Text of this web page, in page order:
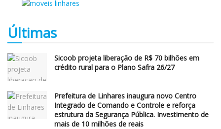
Últimas
Sicoob projeta liberação de R$ 70 bilhões em
crédito rural para o Plano Safra 26/27
Prefeitura de Linhares inaugura novo Centro
Integrado de Comando e Controle e reforça
estrutura da Segurança Pública. Investimento de
mais de 10 milhões de reais